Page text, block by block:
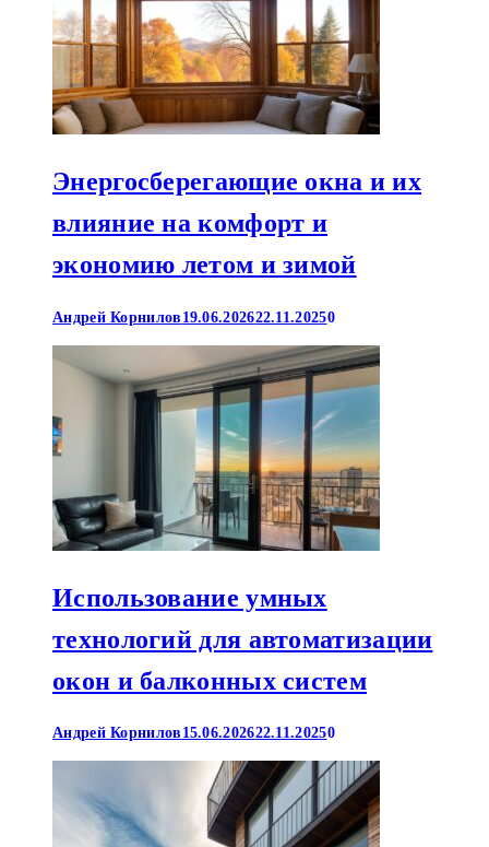
Энергосберегающие окна и их
влияние на комфорт и
экономию летом и зимой
Андрей Корнилов 19.06.202622.11.20250
Использование умных
технологий для автоматизации
окон и балконных систем
Андрей Корнилов 15.06.202622.11.20250